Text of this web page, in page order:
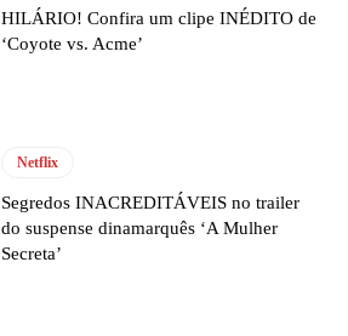
HILÁRIO! Confira um clipe INÉDITO de
‘Coyote vs. Acme’
Netflix
Segredos INACREDITÁVEIS no trailer
do suspense dinamarquês ‘A Mulher
Secreta’